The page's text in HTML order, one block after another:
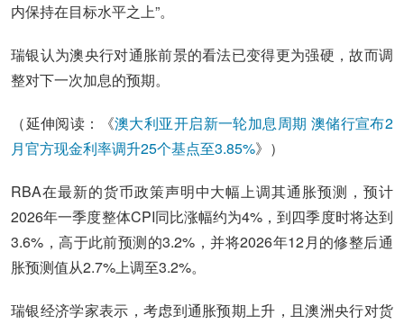
内保持在目标水平之上”。
瑞银认为澳央行对通胀前景的看法已变得更为强硬，故而调
整对下一次加息的预期。
（延伸阅读：《澳大利亚开启新一轮加息周期 澳储行宣布2
月官方现金利率调升25个基点至3.85%》）
RBA在最新的货币政策声明中大幅上调其通胀预测，预计
2026年一季度整体CPI同比涨幅约为4%，到四季度时将达到
3.6%，高于此前预测的3.2%，并将2026年12月的修整后通
胀预测值从2.7%上调至3.2%。
瑞银经济学家表示，考虑到通胀预期上升，且澳洲央行对货